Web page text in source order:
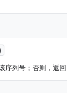
序列号；否则，返回